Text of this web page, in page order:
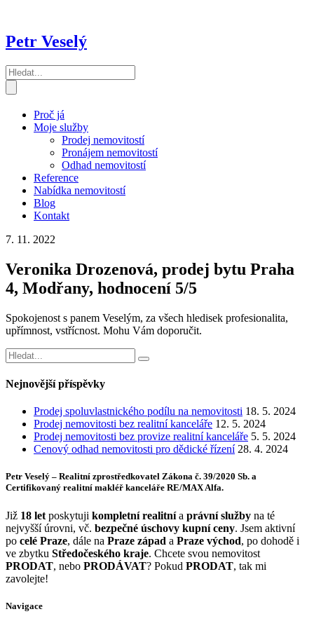
Petr Veselý
Proč já
Moje služby
Prodej nemovitostí
Pronájem nemovitostí
Odhad nemovitostí
Reference
Nabídka nemovitostí
Blog
Kontakt
7. 11. 2022
Veronika Drozenová, prodej bytu Praha
4, Modřany, hodnocení 5/5
Spokojenost s panem Veselým, za všech hledisek profesionalita,
upřímnost, vstřícnost. Mohu Vám doporučit.
Nejnovější příspěvky
Prodej spoluvlastnického podílu na nemovitosti 18. 5. 2024
Prodej nemovitosti bez realitní kanceláře 12. 5. 2024
Prodej nemovitosti bez provize realitní kanceláře 5. 5. 2024
Cenový odhad nemovitosti pro dědické řízení 28. 4. 2024
Petr Veselý – Realitní zprostředkovatel Zákona č. 39/2020 Sb. a
Certifikovaný realitní makléř kanceláře RE/MAX Alfa.
Již 18 let poskytuji kompletní realitnía právní služby na té
nejvyšší úrovni, vč. bezpečné úschovy kupní ceny. Jsem aktivní
po celé Praze, dále na Praze západ a Praze východ, po dohodě i
ve zbytku Středočeského kraje. Chcete svou nemovitost
PRODAT, nebo PRODÁVAT? Pokud PRODAT, tak mi
zavolejte!
Navigace